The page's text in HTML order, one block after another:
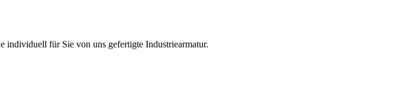
individuell für Sie von uns gefertigte Industriearmatur.